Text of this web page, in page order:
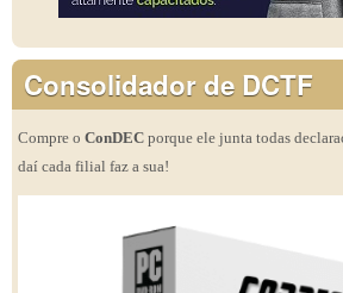
Consolidador de DCTF
Compre o ConDEC porque ele junta todas
daí cada filial faz a sua!